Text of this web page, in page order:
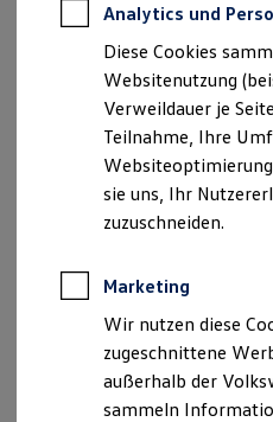
Kfz-
Garantien
Wartungsverträge
Geschäftskunden
Professional
Großkunden
Behörden
Direktkunden
Sonderfahrzeuge
Anpfiff zum Gewinn
Elektroautos
ID. Tutorials
Reichweite
Reichweite der
Reichweite im
Verantwortlich für die Inhalte auf
Franke GmbH & Co. KG Radeberg (
An der Ziegelei 11,
radeberg@autohaus-
Montag
Sonntag
Analytics und
Diese Cookies
Websitenutzung
Verweildauer je
Teilnahme, Ihre
sie uns, Ihr
zuzuschneiden.
Marketing
Wir nutzen diese
zugeschnittene
außerhalb der
sammeln